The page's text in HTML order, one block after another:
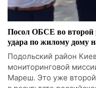
Посол ОБСЕ во второй
удара по жилому дому
Подольский район
мониторинговой
Мареш. Это уже